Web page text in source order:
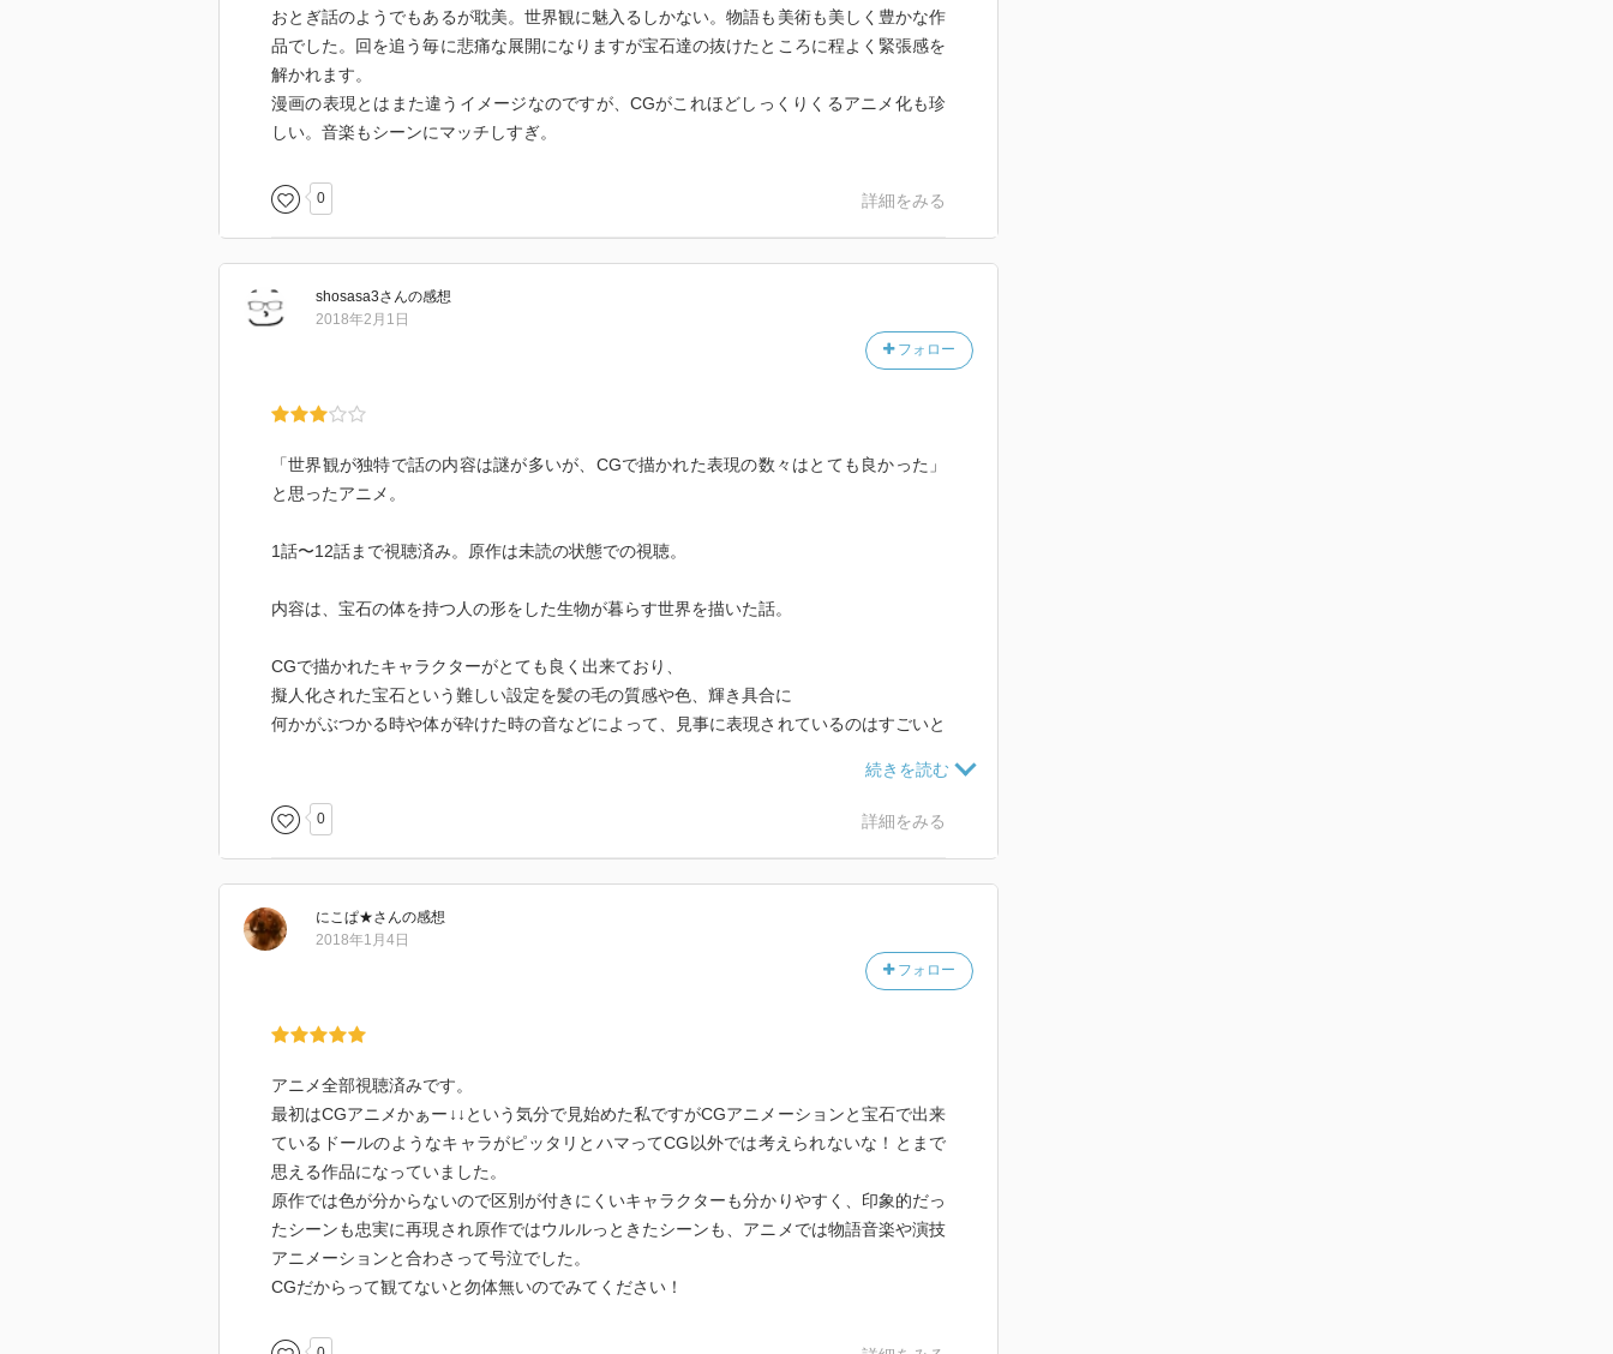
おとぎ話のようでもあるが耽美。世界観に魅入るしかない。物語も美術も美しく豊かな作
品でした。回を追う毎に悲痛な展開になりますが宝石達の抜けたところに程よく緊張感を
解かれます。
漫画の表現とはまた違うイメージなのですが、CGがこれほどしっくりくるアニメ化も珍
しい。音楽もシーンにマッチしすぎ。
0 詳細をみる
shosasa3さんの感想
フォロー
2018年2月1日
「世界観が独特で話の内容は謎が多いが、CGで描かれた表現の数々はとても良かった」
と思ったアニメ。
1話〜12話まで視聴済み。原作は未読の状態での視聴。
内容は、宝石の体を持つ人の形をした生物が暮らす世界を描いた話。
CGで描かれたキャラクターがとても良く出来ており、
擬人化された宝石という難しい設定を髪の毛の質感や色、輝き具合に
何かがぶつかる時や体が砕けた時の音などによって、見事に表現されているのはすごいと
また、宝石の特徴を性格や戦闘などに反映しているのもとても面白く、
各キャラクターもしっかりと個性あるので、様々な擬人化された宝石たちが登場するたび
ただ、一言では説明しにくい独特な世界観であるためにとても人を選ぶ内容になってお
ないと思った。
面白い場面は確かにあるのだが、全体的に見るとまだまだ謎が多く、
明かされないまま終わってしまったので、話の内容よりかは神秘的な世界観や
擬人化された宝石たちのこのアニメならではの表現の数々を
目で見て味わうような見方のほうが楽しめた作品。
0 詳細をみる
にこぱ★さんの感想
フォロー
2018年1月4日
アニメ全部視聴済みです。
最初はCGアニメかぁー↓↓という気分で見始めた私ですがCGアニメーションと宝石で出来
ているドールのようなキャラがピッタリとハマってCG以外では考えられないな！とまで
思える作品になっていました。
原作では色が分からないので区別が付きにくいキャラクターも分かりやすく、印象的だっ
たシーンも忠実に再現され原作ではウルルっときたシーンも、アニメでは物語音楽や演技
アニメーションと合わさって号泣でした。
CGだからって観てないと勿体無いのでみてください！